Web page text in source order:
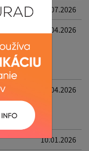
16.07.2026
na
28.04.2026
17.04.2026
10.01.2026